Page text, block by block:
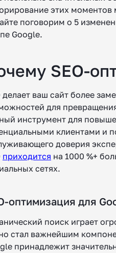
этих
поговорим о 5
Google.
SEO-
делает ваш сайт более
для
инструмент для
клиентами и
доверия
приходится на 1000 %+
сетях.
оптимизация для
поиск играет
стал важнейшим
принадлежит